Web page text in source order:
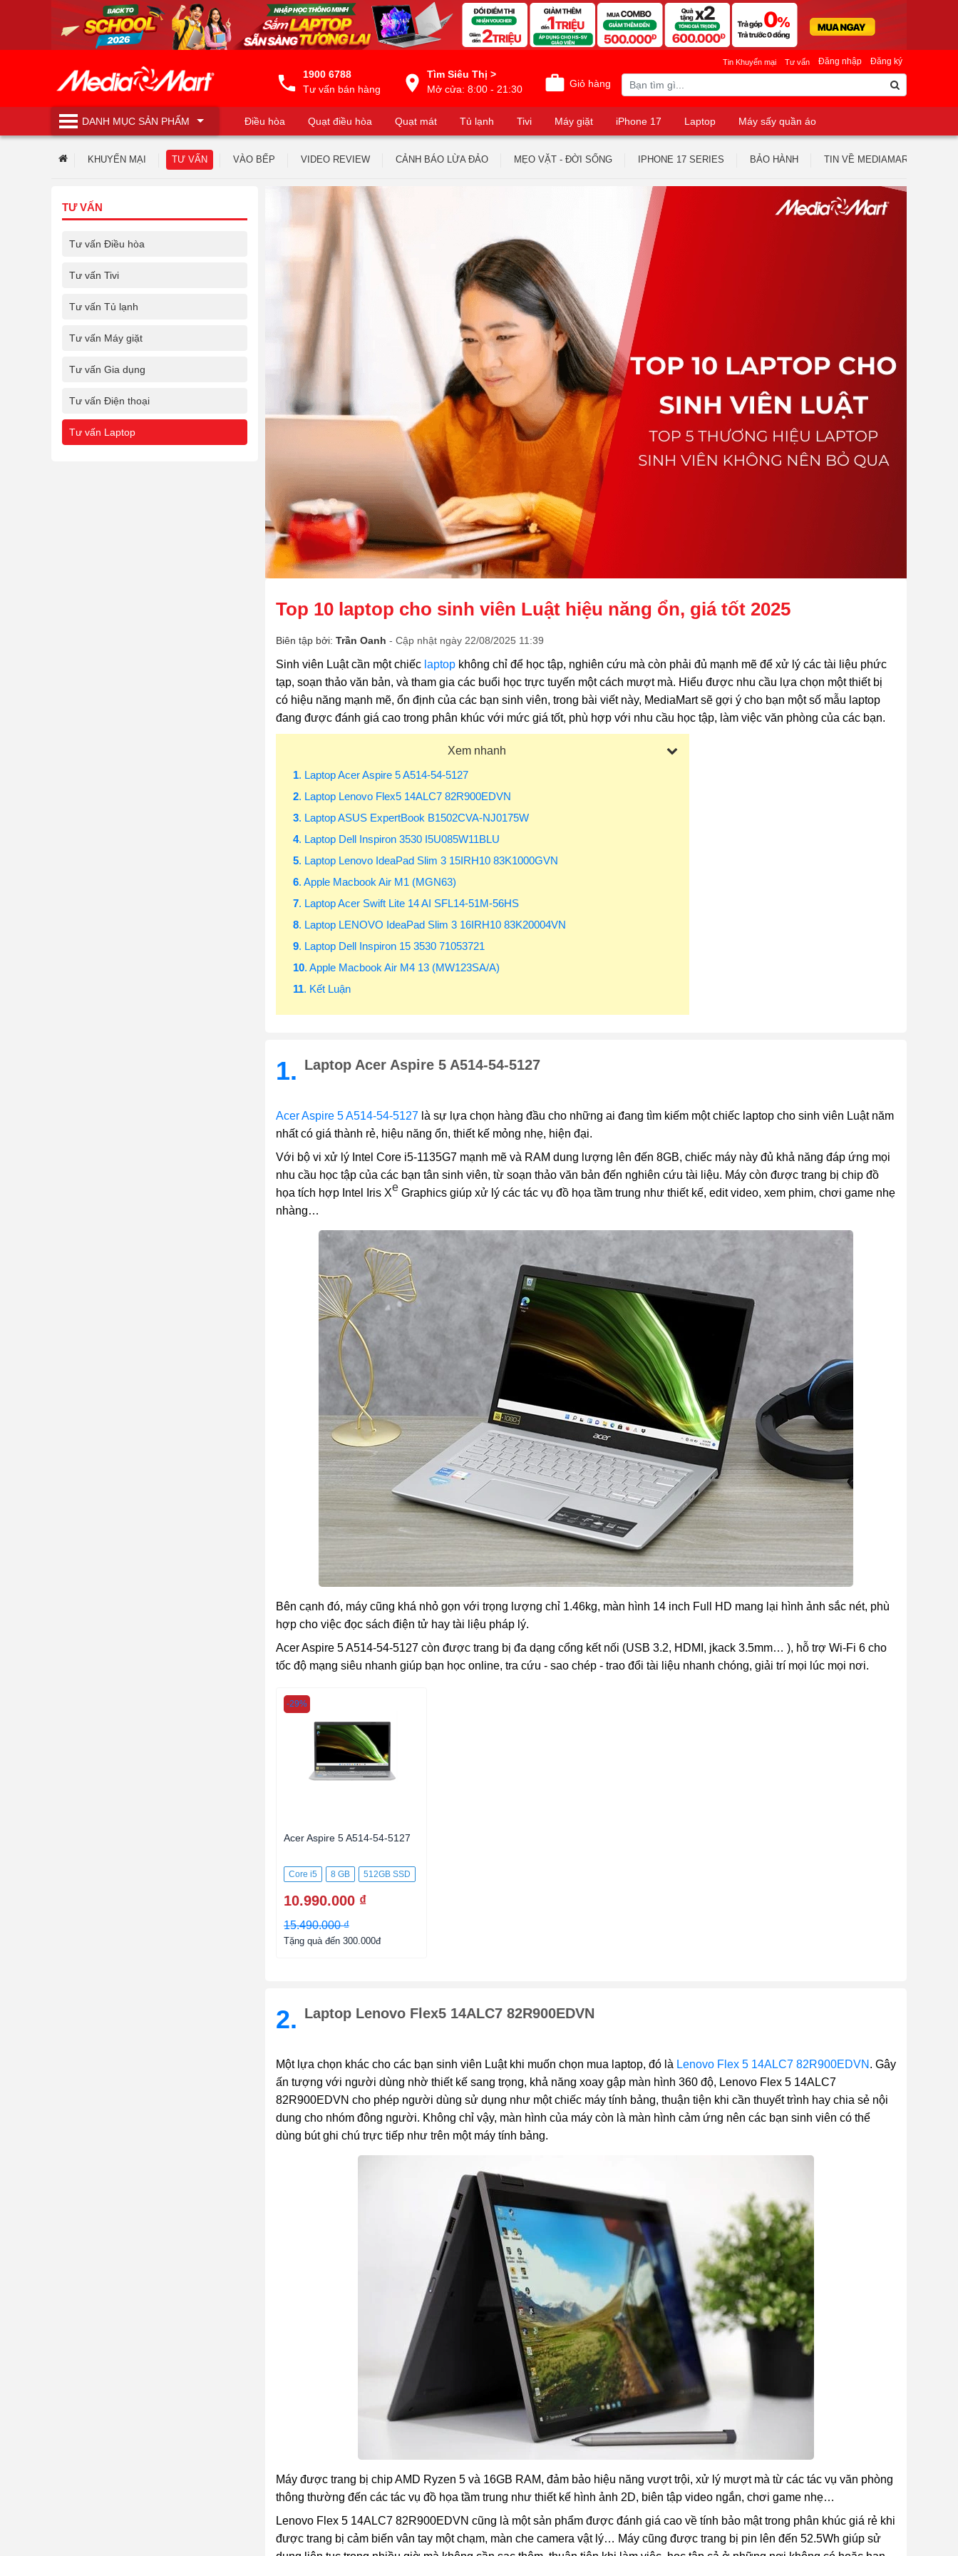
1900 6788
Tư vấn bán hàng
Tìm Siêu Thị >
Mở cửa: 8:00 - 21:30
Giỏ hàng
Đăng nhập Đăng ký
Tin Khuyến mại Tư vấn
DANH MỤCSẢN PHẨM Điều hòa Quạt điều hòa Quạt mát Tủ lạnh Tivi Máy giặt iPhone 17 Laptop
Máy sấy quần áo
Máy lọc nước
KHUYẾN MẠI TƯ VẤN VÀO BẾP VIDEO REVIEW CẢNH BÁO LỪA ĐẢO MẸO VẶT - ĐỜI SỐNG IPHONE 17 SERIES BẢO HÀNH TIN VỀ MEDIAMART
TƯ VẤN
Tư vấn Điều hòa
Tư vấn Tivi
Tư vấn Tủ lạnh
Tư vấn Máy giặt
Tư vấn Gia dụng
Tư vấn Điện thoại
Tư vấn Laptop
Top 10 laptop cho sinh viên Luật hiệu năng ổn, giá tốt 2025
Biên tập bởi: Trần Oanh - Cập nhật ngày 22/08/2025 11:39
Sinh viên Luật cần một chiếc laptop không chỉ để học tập, nghiên cứu mà còn phải đủ mạnh mẽ để xử lý các tài liệu phức
tạp, soạn thảo văn bản, và tham gia các buổi học trực tuyến một cách mượt mà. Hiểu được nhu cầu lựa chọn một thiết bị
có hiệu năng mạnh mẽ, ổn định của các bạn sinh viên, trong bài viết này, MediaMart sẽ gợi ý cho bạn một số mẫu laptop
đang được đánh giá cao trong phân khúc với mức giá tốt, phù hợp với nhu cầu học tập, làm việc văn phòng của các bạn.
Xem nhanh
1. Laptop Acer Aspire 5 A514-54-5127
2. Laptop Lenovo Flex5 14ALC7 82R900EDVN
3. Laptop ASUS ExpertBook B1502CVA-NJ0175W
4. Laptop Dell Inspiron 3530 I5U085W11BLU
5. Laptop Lenovo IdeaPad Slim 3 15IRH10 83K1000GVN
6. Apple Macbook Air M1 (MGN63)
7. Laptop Acer Swift Lite 14 AI SFL14-51M-56HS
8. Laptop LENOVO IdeaPad Slim 3 16IRH10 83K20004VN
9. Laptop Dell Inspiron 15 3530 71053721
10. Apple Macbook Air M4 13 (MW123SA/A)
11. Kết Luận
1. Laptop Acer Aspire 5 A514-54-5127
Acer Aspire 5 A514-54-5127 là sự lựa chọn hàng đầu cho những ai đang tìm kiếm một chiếc laptop cho sinh viên Luật năm
nhất có giá thành rẻ, hiệu năng ổn, thiết kế mỏng nhẹ, hiện đại.
Với bộ vi xử lý Intel Core i5-1135G7 mạnh mẽ và RAM dung lượng lên đến 8GB, chiếc máy này đủ khả năng đáp ứng mọi
nhu cầu học tập của các bạn tân sinh viên, từ soạn thảo văn bản đến nghiên cứu tài liệu. Máy còn được trang bị chip đồ
họa tích hợp Intel Iris Xe Graphics giúp xử lý các tác vụ đồ họa tầm trung như thiết kế, edit video, xem phim, chơi game nhẹ
nhàng…
Bên cạnh đó, máy cũng khá nhỏ gọn với trọng lượng chỉ 1.46kg, màn hình 14 inch Full HD mang lại hình ảnh sắc nét, phù
hợp cho việc đọc sách điện tử hay tài liệu pháp lý.
Acer Aspire 5 A514-54-5127 còn được trang bị đa dạng cổng kết nối (USB 3.2, HDMI, jkack 3.5mm… ), hỗ trợ Wi-Fi 6 cho
tốc độ mạng siêu nhanh giúp bạn học online, tra cứu - sao chép - trao đổi tài liệu nhanh chóng, giải trí mọi lúc mọi nơi.
Acer Aspire 5 A514-54-5127
Core i5 8 GB 512GB SSD
10.990.000 ₫
15.490.000 ₫
-29%
Tặng quà đến 300.000đ
2. Laptop Lenovo Flex5 14ALC7 82R900EDVN
Một lựa chọn khác cho các bạn sinh viên Luật khi muốn chọn mua laptop, đó là Lenovo Flex 5 14ALC7 82R900EDVN . Gây
ấn tượng với người dùng nhờ thiết kế sang trọng, khả năng xoay gập màn hình 360 độ, Lenovo Flex 5 14ALC7
82R900EDVN cho phép người dùng sử dụng như một chiếc máy tính bảng, thuận tiện khi cần thuyết trình hay chia sẻ nội
dung cho nhóm đông người. Không chỉ vậy, màn hình của máy còn là màn hình cảm ứng nên các bạn sinh viên có thể
dùng bút ghi chú trực tiếp như trên một máy tính bảng.
Máy được trang bị chip AMD Ryzen 5 và 16GB RAM, đảm bảo hiệu năng vượt trội, xử lý mượt mà từ các tác vụ văn phòng
thông thường đến các tác vụ đồ họa tầm trung như thiết kế hình ảnh 2D, biên tập video ngắn, chơi game nhẹ…
Lenovo Flex 5 14ALC7 82R900EDVN cũng là một sản phẩm được đánh giá cao về tính bảo mật trong phân khúc giá rẻ khi
được trang bị cảm biến vân tay một chạm, màn che camera vật lý… Máy cũng được trang bị pin lên đến 52.5Wh giúp sử